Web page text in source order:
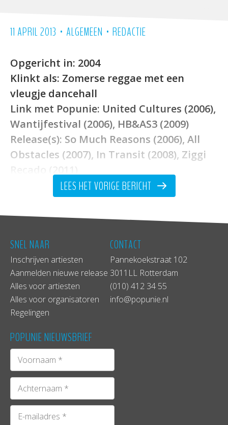
11 APRIL 2013 • ALGEMEEN • REDACTIE
Opgericht in: 2004
Klinkt als: Zomerse reggae met een
vleugje dancehall
Link met Popunie: United Cultures (2006),
Wantijfestival (2006), HB&AS3 (2009)
Release(s): So Much Reasons (2006), All
Obstacles (2007), In Transit (2008), Ziggi
Recado (2011)
Voorgaande bands:Ziggi
LEES HET VORIGE BERICHT
SNEL NAAR
Inschrijven artiesten
Aanmelden nieuwe release
Alles voor artiesten
Alles voor organisatoren
Regelingen
CONTACT
Pannekoekstraat 102
3011LL Rotterdam
(010) 412 34 55
info@popunie.nl
POPUNIE NIEUWSBRIEF